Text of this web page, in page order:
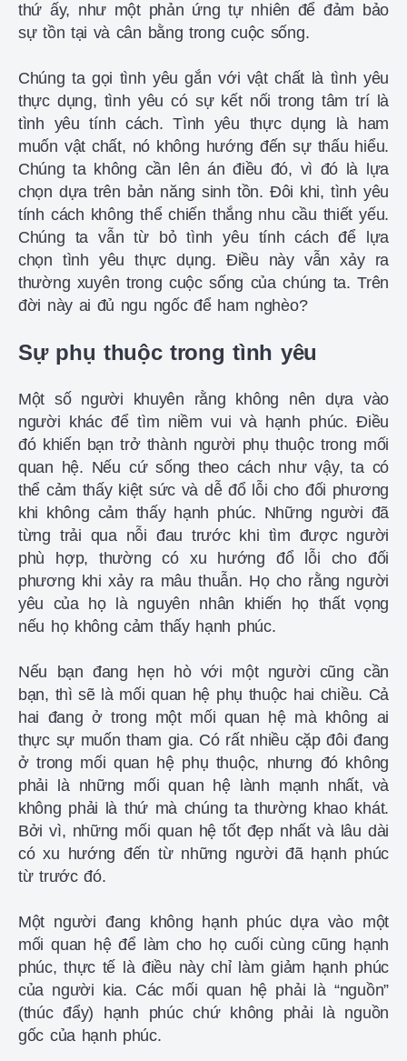
thứ ấy, như một phản ứng tự nhiên để đảm bảo
sự tồn tại và cân bằng trong cuộc sống.
Chúng ta gọi tình yêu gắn với vật chất là tình yêu
thực dụng, tình yêu có sự kết nối trong tâm trí là
tình yêu tính cách. Tình yêu thực dụng là ham
muốn vật chất, nó không hướng đến sự thấu hiểu.
Chúng ta không cần lên án điều đó, vì đó là lựa
chọn dựa trên bản năng sinh tồn. Đôi khi, tình yêu
tính cách không thể chiến thắng nhu cầu thiết yếu.
Chúng ta vẫn từ bỏ tình yêu tính cách để lựa
chọn tình yêu thực dụng. Điều này vẫn xảy ra
thường xuyên trong cuộc sống của chúng ta. Trên
đời này ai đủ ngu ngốc để ham nghèo?
Sự phụ thuộc trong tình yêu
Một số người khuyên rằng không nên dựa vào
người khác để tìm niềm vui và hạnh phúc. Điều
đó khiến bạn trở thành người phụ thuộc trong mối
quan hệ. Nếu cứ sống theo cách như vậy, ta có
thể cảm thấy kiệt sức và dễ đổ lỗi cho đối phương
khi không cảm thấy hạnh phúc. Những người đã
từng trải qua nỗi đau trước khi tìm được người
phù hợp, thường có xu hướng đổ lỗi cho đối
phương khi xảy ra mâu thuẫn. Họ cho rằng người
yêu của họ là nguyên nhân khiến họ thất vọng
nếu họ không cảm thấy hạnh phúc.
Nếu bạn đang hẹn hò với một người cũng cần
bạn, thì sẽ là mối quan hệ phụ thuộc hai chiều. Cả
hai đang ở trong một mối quan hệ mà không ai
thực sự muốn tham gia. Có rất nhiều cặp đôi đang
ở trong mối quan hệ phụ thuộc, nhưng đó không
phải là những mối quan hệ lành mạnh nhất, và
không phải là thứ mà chúng ta thường khao khát.
Bởi vì, những mối quan hệ tốt đẹp nhất và lâu dài
có xu hướng đến từ những người đã hạnh phúc
từ trước đó.
Một người đang không hạnh phúc dựa vào một
mối quan hệ để làm cho họ cuối cùng cũng hạnh
phúc, thực tế là điều này chỉ làm giảm hạnh phúc
của người kia. Các mối quan hệ phải là “nguồn”
(thúc đẩy) hạnh phúc chứ không phải là nguồn
gốc của hạnh phúc.